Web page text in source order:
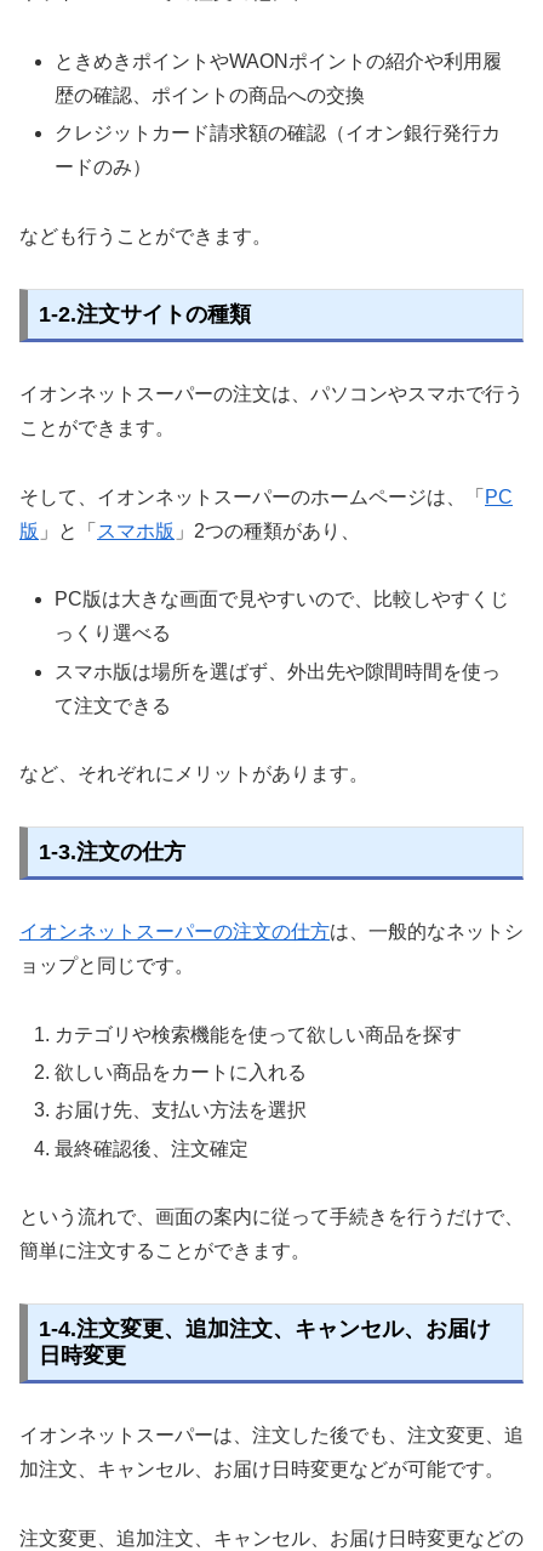
ときめきポイントやWAONポイントの紹介や利用履
歴の確認、ポイントの商品への交換
クレジットカード請求額の確認（イオン銀行発行カ
ードのみ）
なども行うことができます。
1-2.注文サイトの種類
イオンネットスーパーの注文は、パソコンやスマホで行う
ことができます。
そして、イオンネットスーパーのホームページは、「 PC
版 」と「 スマホ版 」2つの種類があり、
PC版は大きな画面で見やすいので、比較しやすくじ
っくり選べる
スマホ版は場所を選ばず、外出先や隙間時間を使っ
て注文できる
など、それぞれにメリットがあります。
1-3.注文の仕方
イオンネットスーパーの注文の仕方は、一般的なネットシ
ョップと同じです。
カテゴリや検索機能を使って欲しい商品を探す
欲しい商品をカートに入れる
お届け先、支払い方法を選択
最終確認後、注文確定
という流れで、画面の案内に従って手続きを行うだけで、
簡単に注文することができます。
1-4.注文変更、追加注文、キャンセル、お届け
日時変更
イオンネットスーパーは、注文した後でも、注文変更、追
加注文、キャンセル、お届け日時変更などが可能です。
注文変更、追加注文、キャンセル、お届け日時変更などの